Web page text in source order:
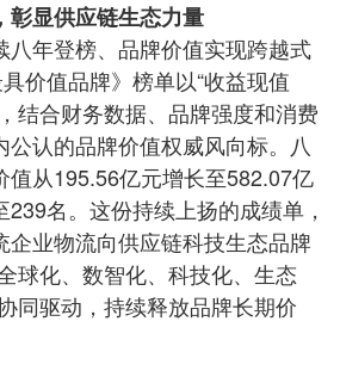
彰显供应链生态力量
八年登榜、品牌价值实现跨越式
价值品牌》榜单以“收益现值
结合财务数据、品牌强度和消费
认的品牌价值权威风向标。八
值从195.56亿元增长至582.07亿
名。这份持续上扬的成绩单，
企业物流向供应链科技生态品牌
球化、数智化、科技化、生态
同驱动，持续释放品牌长期价